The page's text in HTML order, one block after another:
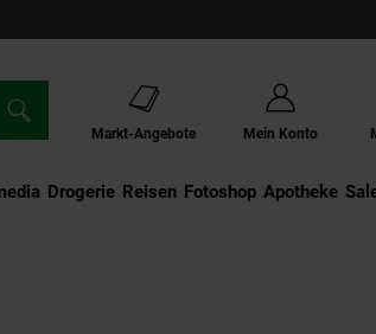
Markt-Angebote Mein Konto
Drogerie Externer Link:
Reisen Externer Link:
Fotoshop Externer Link:
Apotheke